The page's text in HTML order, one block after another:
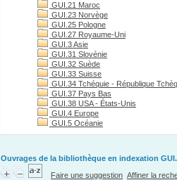
GUI.21 Maroc
GUI.23 Norvège
GUI.25 Pologne
GUI.27 Royaume-Uni
GUI.3 Asie
GUI.31 Slovénie
GUI.32 Suède
GUI.33 Suisse
GUI.34 Tchéquie - République
GUI.37 Pays Bas
GUI.38 USA - États-Unis
GUI.4 Europe
GUI.5 Océanie
Ouvrages de la bibliothèque en indexation
Faire une suggestion Affiner la